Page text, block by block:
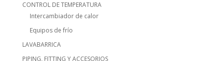
CONTROL DE TEMPERATURA
Intercambiador de calor
Equipos de frío
LAVABARRICA
PIPING, FITTING Y ACCESORIOS